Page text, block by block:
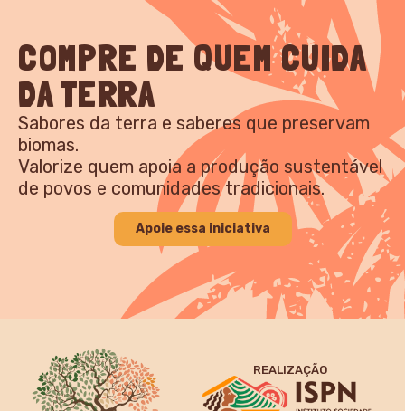
COMPRE DE QUEM CUIDA
DA TERRA
Sabores da terra e saberes que preservam
biomas.
Valorize quem apoia a produção sustentável
de povos e comunidades tradicionais.
Apoie essa iniciativa
REALIZAÇÃO